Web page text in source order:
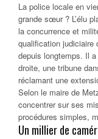
La police locale en
grande sœur ? L’élu
la concurrence et
qualification judiciaire
depuis longtemps. Il
droite, une tribune
réclamant une
Selon le maire de
concentrer sur ses
procédures simples,
Un millier de